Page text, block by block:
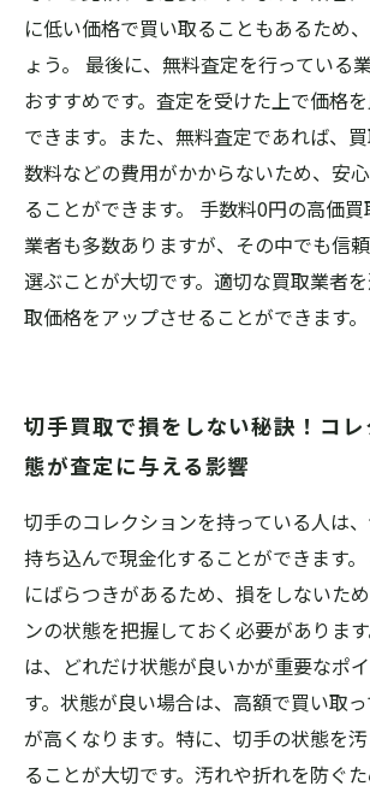
に低い価格で買い取ることもあるため
ょう。 最後に、無料査定を行っている
おすすめです。査定を受けた上で価格
できます。また、無料査定であれば、
数料などの費用がかからないため、安
ることができます。 手数料0円の高価
業者も多数ありますが、その中でも信
選ぶことが大切です。適切な買取業者
取価格をアップさせることができます。
切手買取で損をしない秘訣！コ
態が査定に与える影響
切手のコレクションを持っている人は
持ち込んで現金化することができます
にばらつきがあるため、損をしないた
ンの状態を把握しておく必要がありま
は、どれだけ状態が良いかが重要なポ
す。状態が良い場合は、高額で買い取
が高くなります。特に、切手の状態を
ることが大切です。汚れや折れを防ぐ